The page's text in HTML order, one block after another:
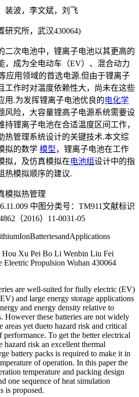
装波，李文斌，刘飞
研究所，武汉430064)
二次电池中，锂离子电池以其更高的
，成为全电动车（EV）、混合动力
应用领域的首选电源.但由于锂离子
工作时对温度依赖性大，尚未在这些
用.为发挥锂离子电池优良的电化学
风险，大容量锂高子电源系统需要设
锂离子电池在合适温度区间工作，
热管理系统设计的关键技术.本文综
拟的数学 模型，锂离子电池在工作
拟，及仿真模拟在电池组设计中的指
热模拟顺序的建议.
模拟热管理
中图分类号：TM911文献标识
（2016）11-0031-05
Xu Pei Bo Li Wenbin Liu Fei
Eleetric Propulsion Wuhan 430064
are well-suited for fiully electric (EV)
and large energy storage applications
and energy density relative to
However these batteries are not widely
areas yet dueto hazard risk and critical
performance. To get the better electrical
hazard risk an excellent thermal
battery packs is required to make it in
of operation. In this paper the
temperature and packing design
one sequence of heat simulation
is proposed.